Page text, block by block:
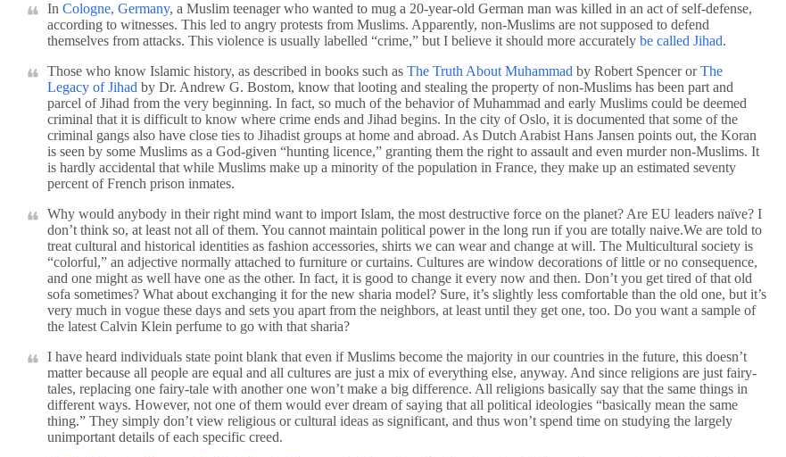
In Cologne, Germany, a Muslim teenager who wanted to mug a 20-year-old German man was killed in an act of self-defense,
according to witnesses. This led to angry protests from Muslims. Apparently, non-Muslims are not supposed to defend
themselves from attacks. This violence is usually labelled “crime,” but I believe it should more accurately be called Jihad.
Those who know Islamic history, as described in books such as The Truth About Muhammad by Robert Spencer orThe
Legacy of Jihad by Dr. Andrew G. Bostom, know that looting and stealing the property of non-Muslims has been part and
parcel of Jihad from the very beginning. In fact, so much of the behavior of Muhammad and early Muslims could be deemed
criminal that it is difficult to know where crime ends and Jihad begins. In the city of Oslo, it is documented that some of the
criminal gangs also have close ties to Jihadist groups at home and abroad. As Dutch Arabist Hans Jansen points out, the Koran
is seen by some Muslims as a God-given “hunting licence,” granting them the right to assault and even murder non-Muslims. It
is hardly accidental that while Muslims make up a minority of the population in France, they make up an estimated seventy
percent of French prison inmates.
Why would anybody in their right mind want to import Islam, the most destructive force on the planet? Are EU leaders naïve? I
don’t think so, at least not all of them. You cannot maintain political power in the long run if you are totally naive.We are told to
treat cultural and historical identities as fashion accessories, shirts we can wear and change at will. The Multicultural society is
“colorful,” an adjective normally attached to furniture or curtains. Cultures are window decorations of little or no consequence,
and one might as well have one as the other. In fact, it is good to change it every now and then. Don’t you get tired of that old
sofa sometimes? What about exchanging it for the new sharia model? Sure, it’s slightly less comfortable than the old one, but it’s
very much in vogue these days and sets you apart from the neighbors, at least until they get one, too. Do you want a sample of
the latest Calvin Klein perfume to go with that sharia?
I have heard individuals state point blank that even if Muslims become the majority in our countries in the future, this doesn’t
matter because all people are equal and all cultures are just a mix of everything else, anyway. And since religions are just fairy-
tales, replacing one fairy-tale with another one won’t make a big difference. All religions basically say that the same things in
different ways. However, not one of them would ever dream of saying that all political ideologies “basically mean the same
thing.” They simply don’t view religious or cultural ideas as significant, and thus won’t spend time on studying the largely
unimportant details of each specific creed.